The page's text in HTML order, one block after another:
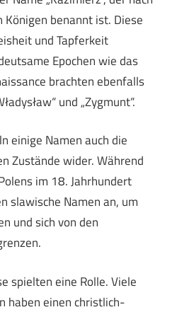
benannt ist. Diese
und Tapferkeit
Epochen wie das
brachten ebenfalls
und „Zygmunt“.
einige Namen auch die
Zustände wider. Während
im 18. Jahrhundert
slawische Namen an, um
und sich von den
spielten eine Rolle. Viele
haben einen christlich-